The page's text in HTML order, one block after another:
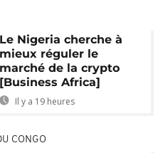
Le Nigeria cherche à
mieux réguler le
marché de la crypto
[Business Africa]
Il y a 19 heures
CONGO